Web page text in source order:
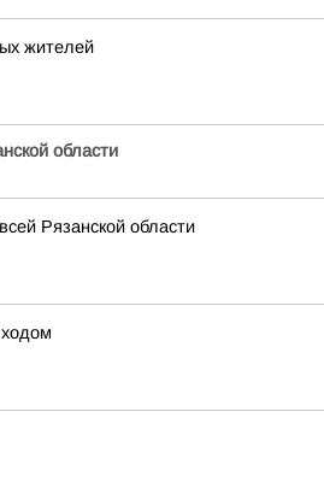
жителей
области
Рязанской области